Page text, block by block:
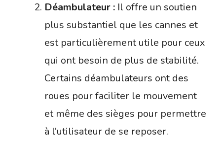
Déambulateur : Il offre un soutien
plus substantiel que les cannes et
est particulièrement utile pour ceux
qui ont besoin de plus de stabilité.
Certains déambulateurs ont des
roues pour faciliter le mouvement
et même des sièges pour permettre
à l’utilisateur de se reposer.